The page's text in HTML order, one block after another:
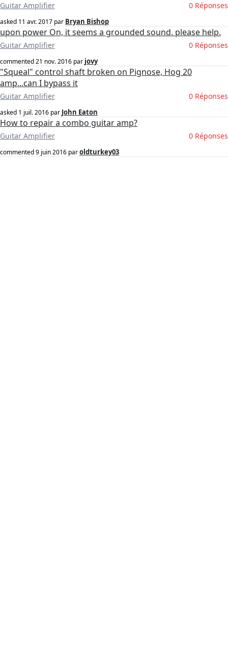
Guitar Amplifier 0 Réponses
asked 11 avr. 2017 par Bryan Bishop
upon power On, it seems a grounded sound. please help.
Guitar Amplifier 0 Réponses
commented21 nov. 2016 par jovy
"Squeal" control shaft broken on Pignose, Hog 20
amp...can I bypass it
Guitar Amplifier 0 Réponses
asked 1 juil. 2016 par John Eaton
How to repair a combo guitar amp?
Guitar Amplifier 0 Réponses
commented9 juin 2016 paroldturkey03